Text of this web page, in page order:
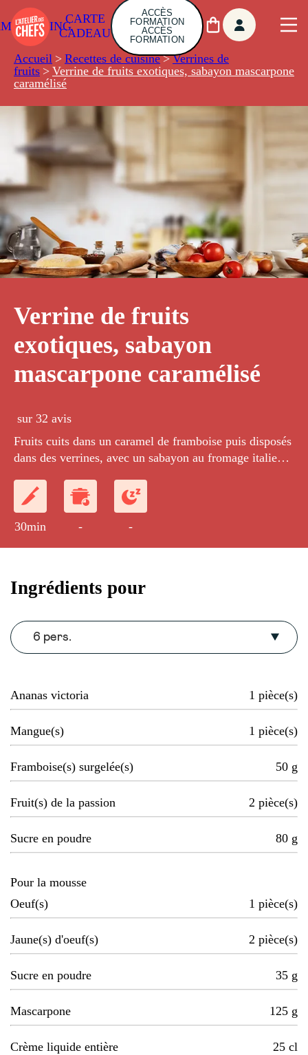
CARTE
CADEAU
ACCÈS
FORMATION
ACCÈS
FORMATION
Accueil > Recettes de cuisine > Verrines de
fruits > Verrine de fruits exotiques, sabayon mascarpone
caramélisé
Verrine de fruits
exotiques, sabayon
mascarpone caramélisé
sur 32 avis
Fruits cuits dans un caramel de framboise puis disposés
dans des verrines, avec un sabayon au fromage italien
30min - -
Ingrédients pour
6 pers.
Ananas victoria 1 pièce(s)
Mangue(s) 1 pièce(s)
Framboise(s) surgelée(s) 50 g
Fruit(s) de la passion 2 pièce(s)
Sucre en poudre 80 g
Pour la mousse
Oeuf(s)
1 pièce(s)
Jaune(s) d'oeuf(s) 2 pièce(s)
Sucre en poudre 35 g
Mascarpone 125 g
Crème liquide entière 25 cl